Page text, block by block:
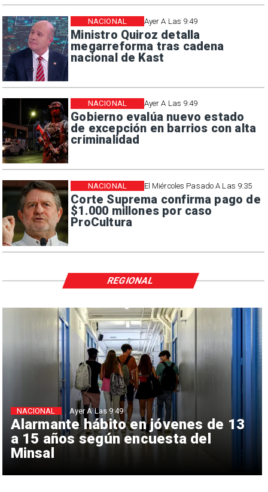
Ayer A Las 9:49
Ministro Quiroz detalla
megarreforma tras cadena
nacional de Kast
NACIONAL
Ayer A Las 9:49
Gobierno evalúa nuevo estado
de excepción en barrios con alta
criminalidad
NACIONAL
El Miércoles Pasado A Las 9:35
Corte Suprema confirma pago de
$1.000 millones por caso
ProCultura
NACIONAL
Alarmante hábito en jóvenes de 13
a 15 años según encuesta del
Minsal
NACIONAL Ayer A Las 9:49
REGIONAL